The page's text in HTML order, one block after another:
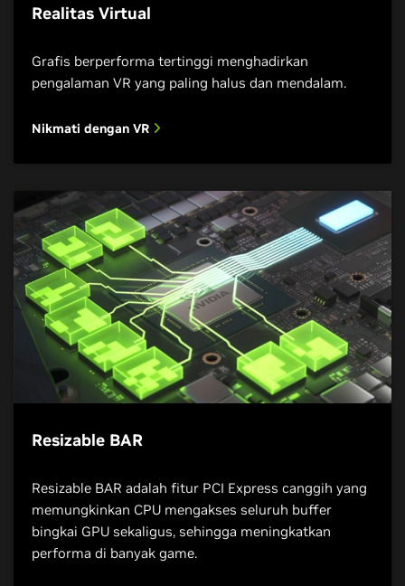
Realitas Virtual
Grafis berperforma tertinggi menghadirkan
pengalaman VR yang paling halus dan mendalam.
Nikmati dengan VR
Resizable BAR
Resizable BAR adalah fitur PCI Express canggih yang
memungkinkan CPU mengakses seluruh buffer
bingkai GPU sekaligus, sehingga meningkatkan
performa di banyak game.